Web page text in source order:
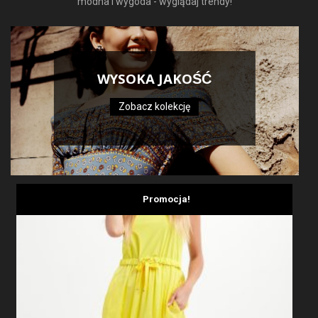
WYSOKA JAKOŚĆ
Zobacz kolekcję
Promocja!